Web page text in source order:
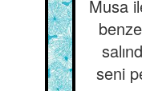
Musa
seni